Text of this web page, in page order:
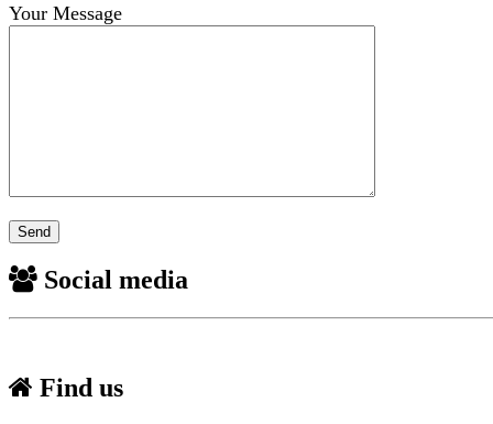
Your Message
Social media
Find us